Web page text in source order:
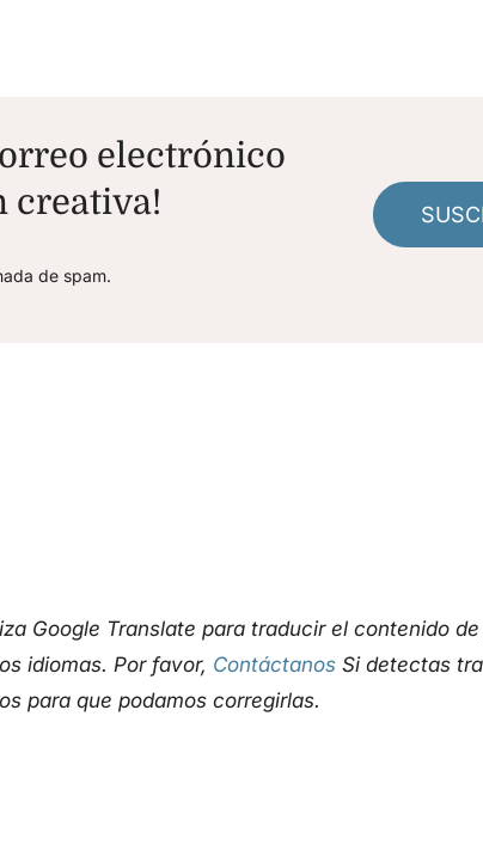
electrónico
creativa!
de spam.
Google Translate para traducir el contenido
idiomas. Por favor, Contáctanos Si detectas
para que podamos corregirlas.